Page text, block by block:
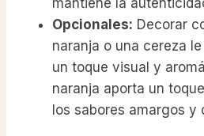
mantiene la
Opcionales: Decorar
naranja o una cereza
un toque visual y
naranja aporta un
los sabores amargos y